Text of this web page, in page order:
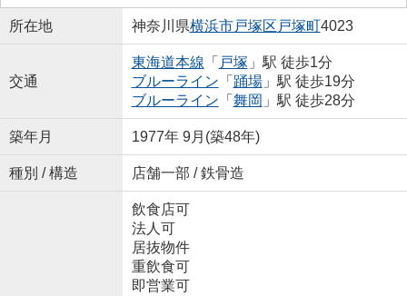
所在地 神奈川県横浜市戸塚区 戸塚町4023
交通
東海道本線 「 戸塚 」駅 徒歩1分
ブルーライン 「 踊場」駅 徒歩19分
ブルーライン 「 舞岡 」駅 徒歩28分
築年月 1977年 9月(築48年)
種別 / 構造 店舗一部 / 鉄骨造
飲食店可
法人可
居抜物件
重飲食可
即営業可